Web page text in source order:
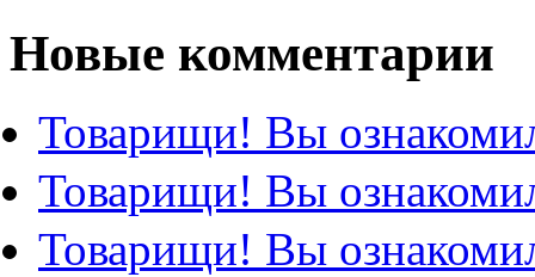
Новые комментарии
Товарищи! Вы
Товарищи! Вы
Товарищи! Вы